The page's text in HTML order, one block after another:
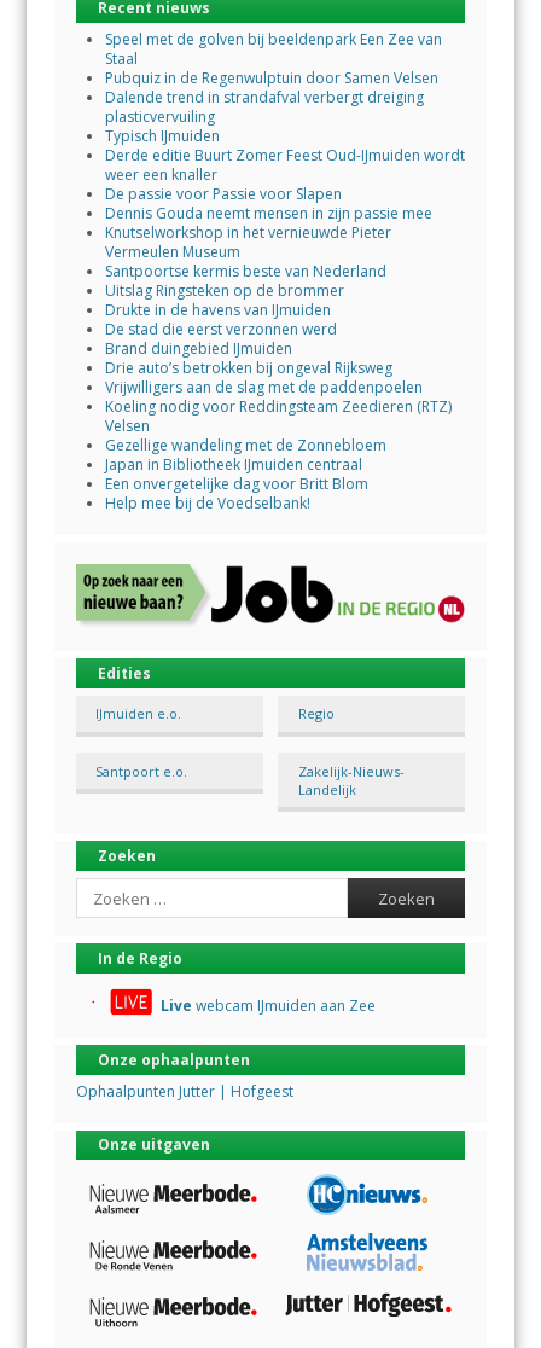
Recent nieuws
Speel met de golven bij beeldenpark Een Zee van
Staal
Pubquiz in de Regenwulptuin door Samen Velsen
Dalende trend in strandafval verbergt dreiging
plasticvervuiling
Typisch IJmuiden
Derde editie Buurt Zomer Feest Oud-IJmuiden wordt
weer een knaller
De passie voor Passie voor Slapen
Dennis Gouda neemt mensen in zijn passie mee
Knutselworkshop in het vernieuwde Pieter
Vermeulen Museum
Santpoortse kermis beste van Nederland
Uitslag Ringsteken op de brommer
Drukte in de havens van IJmuiden
De stad die eerst verzonnen werd
Brand duingebied IJmuiden
Drie auto’s betrokken bij ongeval Rijksweg
Vrijwilligers aan de slag met de paddenpoelen
Koeling nodig voor Reddingsteam Zeedieren (RTZ)
Velsen
Gezellige wandeling met de Zonnebloem
Japan in Bibliotheek IJmuiden centraal
Een onvergetelijke dag voor Britt Blom
Help mee bij de Voedselbank!
Edities
IJmuiden e.o. Regio
Santpoort e.o.
Zakelijk-Nieuws-
Landelijk
Zoeken
Search
In de Regio
Live webcam IJmuiden aan Zee
Onze ophaalpunten
Ophaalpunten Jutter | Hofgeest
Onze uitgaven